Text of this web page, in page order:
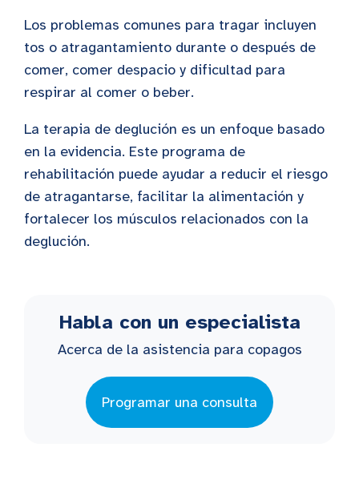
Los problemas comunes para tragar incluyen
tos o atragantamiento durante o después de
comer, comer despacio y dificultad para
respirar al comer o beber.
La terapia de deglución es un enfoque basado
en la evidencia. Este programa de
rehabilitación puede ayudar a reducir el riesgo
de atragantarse, facilitar la alimentación y
fortalecer los músculos relacionados con la
deglución.
Habla con un especialista
Acerca de la asistencia para copagos
Programar una consulta